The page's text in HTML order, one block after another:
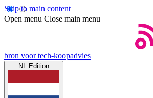
Skip to main content
Open menu Close main menu
bron voor tech-koopadvies
NL Edition